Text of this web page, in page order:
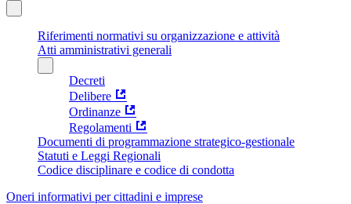
Riferimenti normativi su organizzazione e attività
Atti amministrativi generali
Decreti
Delibere
Ordinanze
Regolamenti
Documenti di programmazione strategico-gestionale
Statuti e Leggi Regionali
Codice disciplinare e codice di condotta
Oneri informativi per cittadini e imprese